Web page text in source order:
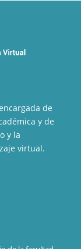
de
y de
y la
virtual.